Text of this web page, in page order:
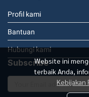
Website ini
terbaik Anda,
Kebijakan
Profil kami
Bantuan
Hubungi kami
Subscribe